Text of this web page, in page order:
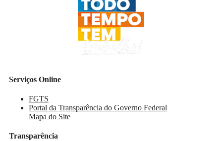
Serviços Online
FGTS
Portal da Transparência do Governo Federal
Mapa do Site
Transparência